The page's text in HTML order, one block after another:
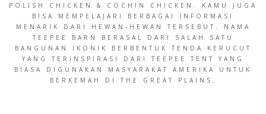
POLISH CHICKEN & COCHIN CHICKEN. KAMU JUGA
BISA MEMPELAJARI BERBAGAI INFORMASI
MENARIK DARI HEWAN-HEWAN TERSEBUT. NAMA
TEEPEE BARN BERASAL DARI SALAH SATU
BANGUNAN IKONIK BERBENTUK TENDA KERUCUT
YANG TERINSPIRASI DARI TEEPEE TENT YANG
BIASA DIGUNAKAN MASYARAKAT AMERIKA UNTUK
BERKEMAH DI THE GREAT PLAINS.